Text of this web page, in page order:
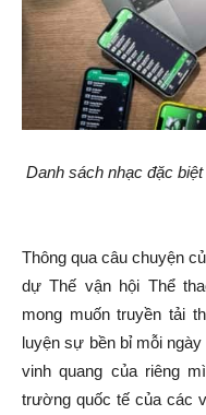
Danh sách nhạc đặc
Thông qua câu chuyện
dự Thế vận hội Thể
mong muốn truyền tải
luyện sự bền bỉ mỗi
vinh quang của riêng
trường quốc tế của các